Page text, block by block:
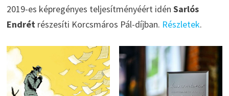
2019-es képregényes teljesítményéért idén Sarlós
Endrét részesíti Korcsmáros Pál-díjban. Részletek.